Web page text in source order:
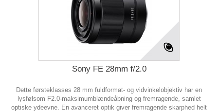
Sony FE 28mm f/2.0
Dette førsteklasses 28 mm fuldformat- og vidvinkelobjektiv har en
lysfølsom F2.0-maksimumblændeåbning og fremragende, samlet
optiske ydeevne. En avanceret optik giver fremragende skarphed helt